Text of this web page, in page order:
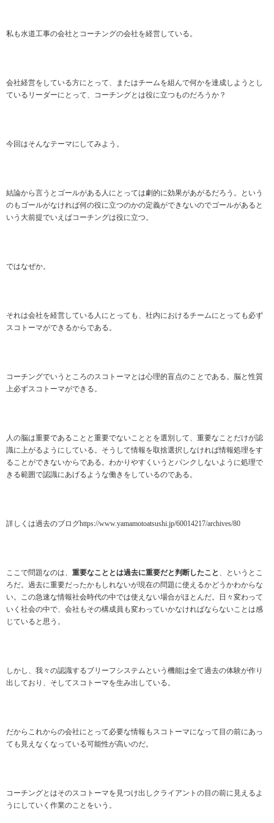
私も水道工事の会社とコーチングの会社を経営している。
会社経営をしている方にとって、またはチームを組んで何かを達成しようとし
ているリーダーにとって、コーチングとは役に立つものだろうか？
今回はそんなテーマにしてみよう。
結論から言うとゴールがある人にとっては劇的に効果があがるだろう。という
のもゴールがなければ何の役に立つのかの定義ができないのでゴールがあると
いう大前提でいえばコーチングは役に立つ。
ではなぜか。
それは会社を経営している人にとっても、社内におけるチームにとっても必ず
スコトーマができるからである。
コーチングでいうところのスコトーマとは心理的盲点のことである。脳と性質
上必ずスコトーマができる。
人の脳は重要であることと重要でないこととを選別して、重要なことだけが認
識に上がるようにしている。そうして情報を取捨選択しなければ情報処理をす
ることができないからである。わかりやすくいうとパンクしないように処理で
きる範囲で認識にあげるような働きをしているのである。
詳しくは過去のブログhttps://www.yamamotoatsushi.jp/60014217/archives/80
ここで問題なのは、 重要なこととは過去に重要だと判断したこと
、というとこ
ろだ。過去に重要だったかもしれないが現在の問題に使えるかどうかわからな
い。この急速な情報社会時代の中では使えない場合がほとんだ。日々変わって
いく社会の中で、会社もその構成員も変わっていかなければならないことは感
じていると思う。
しかし、我々の認識するブリーフシステムという機能は全て過去の体験が作り
出しており、そしてスコトーマを生み出している。
だからこれからの会社にとって必要な情報もスコトーマになって目の前にあっ
ても見えなくなっている可能性が高いのだ。
コーチングとはそのスコトーマを見つけ出しクライアントの目の前に見えるよ
うにしていく作業のことをいう。